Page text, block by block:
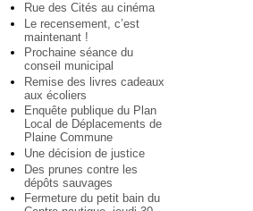
Rue des Cités au cinéma
Le recensement, c’est
maintenant !
Prochaine séance du
conseil municipal
Remise des livres cadeaux
aux écoliers
Enquête publique du Plan
Local de Déplacements de
Plaine Commune
Une décision de justice
Des prunes contre les
dépôts sauvages
Fermeture du petit bain du